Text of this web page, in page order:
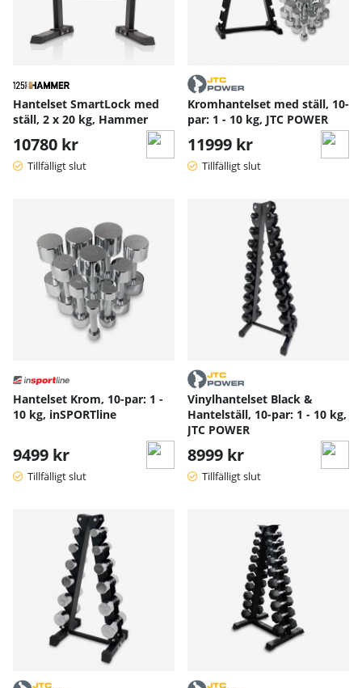
Hantelset SmartLock med
ställ, 2 x 20 kg, Hammer
10780 kr
Tillfälligt slut
Kromhantelset med ställ, 10-
par: 1 - 10 kg, JTC POWER
11999 kr
Tillfälligt slut
Hantelset Krom, 10-par: 1 -
10 kg, inSPORTline
9499 kr
Tillfälligt slut
Vinylhantelset Black &
Hantelställ, 10-par: 1 - 10 kg,
JTC POWER
8999 kr
Tillfälligt slut